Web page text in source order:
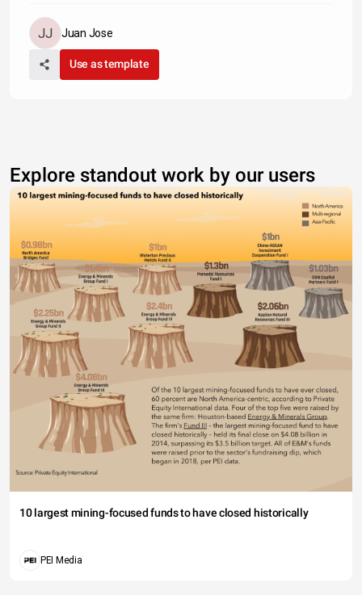
Juan Jose
Use as template
Explore standout work by our users
10 largest mining-focused funds to have closed historically
PEI Media